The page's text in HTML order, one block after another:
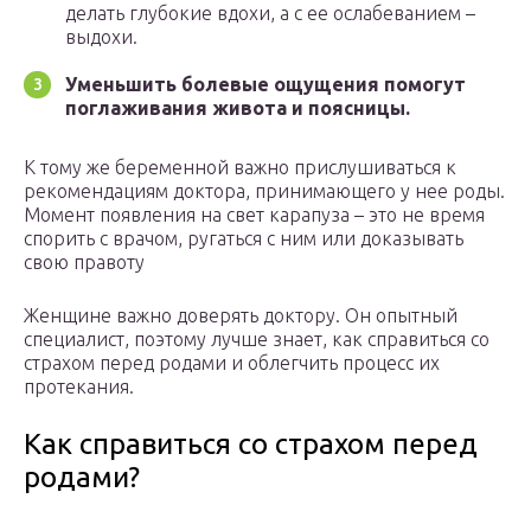
делать глубокие вдохи, а с ее ослабеванием –
выдохи.
Уменьшить болевые ощущения помогут
поглаживания живота и поясницы.
К тому же беременной важно прислушиваться к
рекомендациям доктора, принимающего у нее роды.
Момент появления на свет карапуза – это не время
спорить с врачом, ругаться с ним или доказывать
свою правоту
Женщине важно доверять доктору. Он опытный
специалист, поэтому лучше знает, как справиться со
страхом перед родами и облегчить процесс их
протекания.
Как справиться со страхом перед
родами?